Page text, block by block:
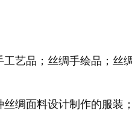
艺品；丝绸手绘品；丝
绸面料设计制作的服装